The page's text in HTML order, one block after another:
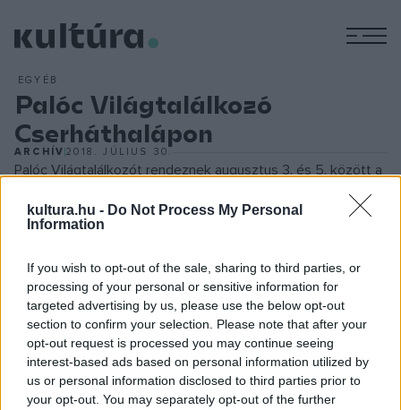
kultura.hu - Do Not Process My Personal
Information
If you wish to opt-out of the sale, sharing to third parties, or
processing of your personal or sensitive information for
targeted advertising by us, please use the below opt-out
section to confirm your selection. Please note that after your
opt-out request is processed you may continue seeing
interest-based ads based on personal information utilized by
us or personal information disclosed to third parties prior to
your opt-out. You may separately opt-out of the further
EGYÉB
Palóc Világtalálkozó
Cserháthalápon
ARCHÍV2018. JÚLIUS 30.
Palóc Világtalálkozót rendeznek augusztus 3. és 5. között a
Nógrád megyei Cserháthalápon; a háromnapos program
célja az összetartozás erősítése, a Palócföld
A találkozón 36 kórus, 35 kortárs költő és író, 14 képző- és
népművész, nyolc zenekar, öt hagyományőrző közösség és
13 táncegyüttes mutatkozik be. A palócok földjén a határon
túli Felvidéket és Pest megye keleti részét, Nógrád és
Heves megyét, valamint Borsod-Abaúj-Zemplén megye
nyugati részét értik, ezen felül a délvidéki, jelenleg